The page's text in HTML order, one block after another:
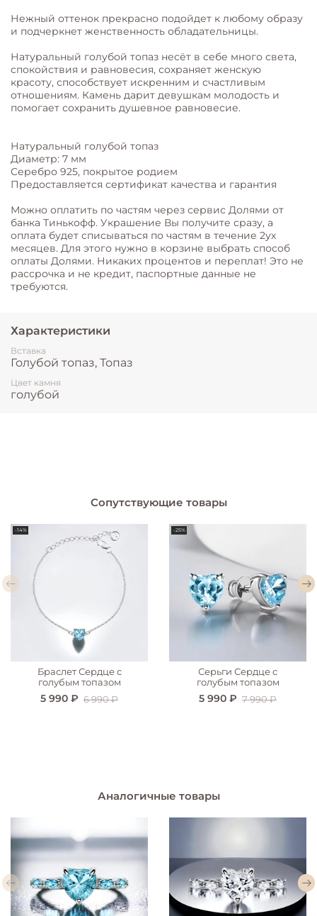
Нежный оттенок прекрасно подойдет к любому образу
и подчеркнет женственность обладательницы.
Натуральный голубой топаз несёт в себе много света,
спокойствия и равновесия, сохраняет женскую
красоту, способствует искренним и счастливым
отношениям. Камень дарит девушкам молодость и
помогает сохранить душевное равновесие.
Натуральный голубой топаз
Диаметр: 7 мм
Серебро 925, покрытое родием
Предоставляется сертификат качества и гарантия
Можно оплатить по частям через сервис Долями от
банка Тинькофф. Украшение Вы получите сразу, а
оплата будет списываться по частям в течение 2ух
месяцев. Для этого нужно в корзине выбрать способ
оплаты Долями. Никаких процентов и переплат! Это не
рассрочка и не кредит, паспортные данные не
требуются.
Характеристики
Вставка
Голубой топаз, Топаз
Цвет камня
голубой
Сопутствующие товары
-14%
Браслет Сердце с
голубым топазом
5 990 ₽ 6 990 ₽
-25%
Серьги Сердце с
голубым топазом
5 990 ₽ 7 990 ₽
Аналогичные товары